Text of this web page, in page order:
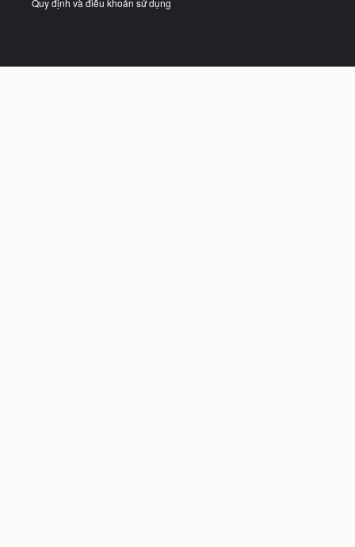
Quy định và điều khoản sử dụng